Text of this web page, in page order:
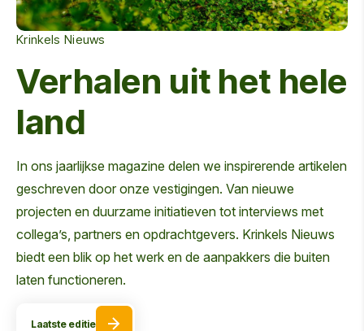
Krinkels Nieuws
Verhalen uit het hele
land
In ons jaarlijkse magazine delen we inspirerende artikelen
geschreven door onze vestigingen. Van nieuwe
projecten en duurzame initiatieven tot interviews met
collega’s, partners en opdrachtgevers. Krinkels Nieuws
biedt een blik op het werk en de aanpakkers die buiten
laten functioneren.
Laatste editie